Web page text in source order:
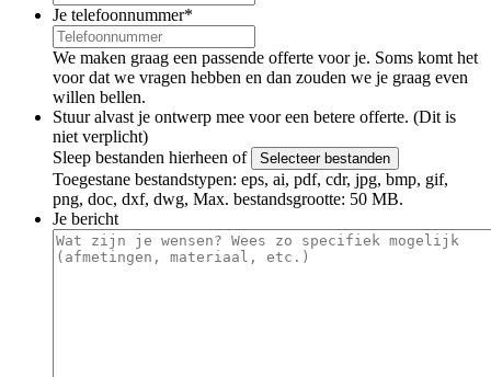
Je telefoonnummer*
We maken graag een passende offerte voor je. Soms komt het
voor dat we vragen hebben en dan zouden we je graag even
willen bellen.
Stuur alvast je ontwerp mee voor een betere offerte. (Dit is
niet verplicht)
Sleep bestanden hierheen of
Selecteer bestanden
Toegestane bestandstypen: eps, ai, pdf, cdr, jpg, bmp, gif,
png, doc, dxf, dwg, Max. bestandsgrootte: 50 MB.
Je bericht